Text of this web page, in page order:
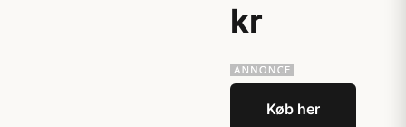
kr
Køb her